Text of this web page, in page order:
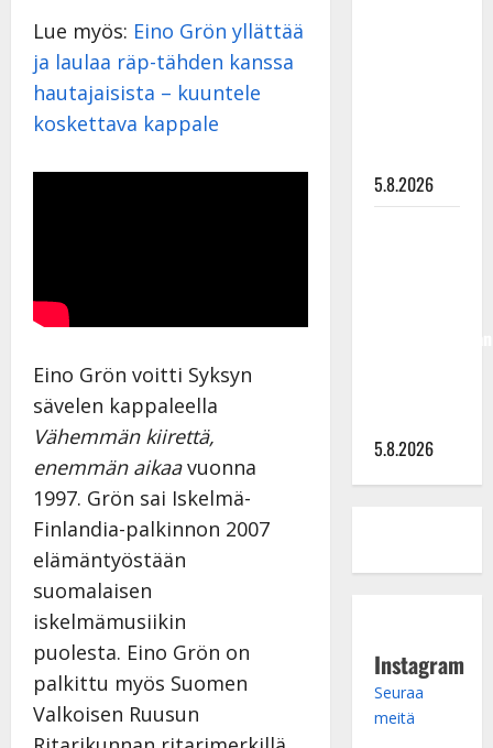
Lue myös: Eino Grön yllättää
ja laulaa räp-tähden kanssa
hautajaisista – kuuntele
koskettava kappale
Eino Grön voitti Syksyn
sävelen kappaleella
Vähemmän kiirettä,
enemmän aikaavuonna
1997. Grön sai Iskelmä-
Finlandia-palkinnon 2007
elämäntyöstään
suomalaisen
iskelmämusiikin
puolesta. Eino Grön on
palkittu myös Suomen
Valkoisen Ruusun
5.8.2026
5.8.2026
Instagram
Seuraa
meitä